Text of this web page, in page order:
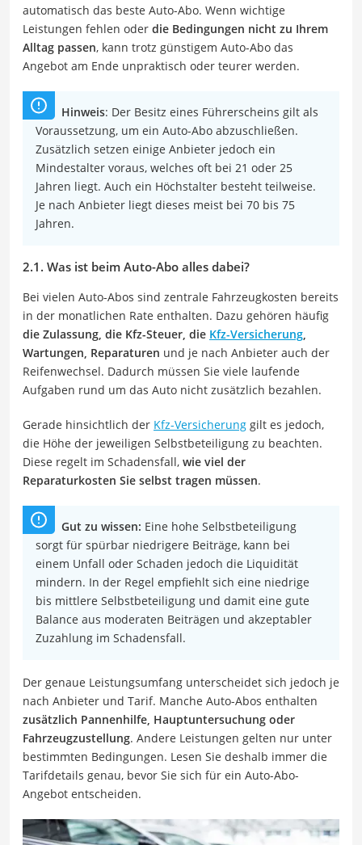
automatisch das beste Auto-Abo. Wenn wichtige
Leistungen fehlen oder die Bedingungen nicht zu Ihrem
Alltag passen, kann trotz günstigem Auto-Abo das
Angebot am Ende unpraktisch oder teurer werden.
Hinweis: Der Besitz eines Führerscheins gilt als
Voraussetzung, um ein Auto-Abo abzuschließen.
Zusätzlich setzen einige Anbieter jedoch ein
Mindestalter voraus, welches oft bei 21 oder 25
Jahren liegt. Auch ein Höchstalter besteht teilweise.
Je nach Anbieter liegt dieses meist bei 70 bis 75
Jahren.
2.1. Was ist beim Auto-Abo alles dabei?
Bei vielen Auto-Abos sind zentrale Fahrzeugkosten bereits
in der monatlichen Rate enthalten. Dazu gehören häufig
die Zulassung, die Kfz-Steuer, die Kfz-Versicherung
Wartungen, Reparaturen und je nach Anbieter auch der
Reifenwechsel. Dadurch müssen Sie viele laufende
Aufgaben rund um das Auto nicht zusätzlich bezahlen.
Gerade hinsichtlich der Kfz-Versicherung gilt es jedoch,
die Höhe der jeweiligen Selbstbeteiligung zu beachten.
Diese regelt im Schadensfall, wie viel der
Reparaturkosten Sie selbst tragen müssen.
Gut zu wissen: Eine hohe Selbstbeteiligung
sorgt für spürbar niedrigere Beiträge, kann bei
einem Unfall oder Schaden jedoch die Liquidität
mindern. In der Regel empfiehlt sich eine niedrige
bis mittlere Selbstbeteiligung und damit eine gute
Balance aus moderaten Beiträgen und akzeptabler
Zuzahlung im Schadensfall.
Der genaue Leistungsumfang unterscheidet sich jedoch je
nach Anbieter und Tarif. Manche Auto-Abos enthalten
zusätzlich Pannenhilfe, Hauptuntersuchung oder
Fahrzeugzustellung. Andere Leistungen gelten nur unter
bestimmten Bedingungen. Lesen Sie deshalb immer die
Tarifdetails genau, bevor Sie sich für ein Auto-Abo-
Angebot entscheiden.